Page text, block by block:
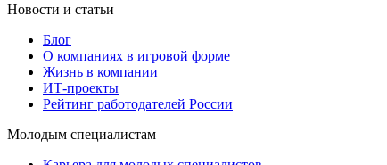
Новости и статьи
Блог
О компаниях в игровой форме
Жизнь в компании
ИТ-проекты
Рейтинг работодателей России
Молодым специалистам